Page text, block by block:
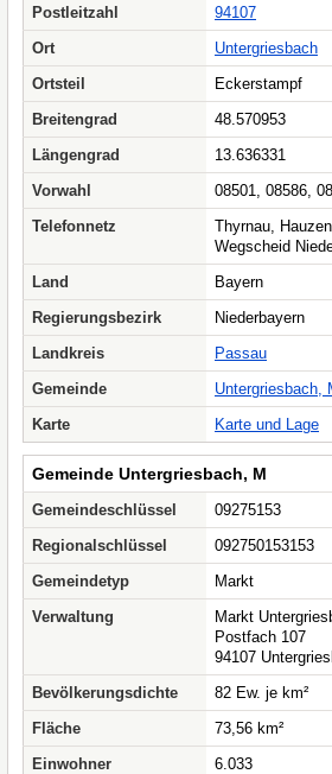
Postleitzahl
94107
Ort
Untergriesbach
Ortsteil
Eckerstampf
Breitengrad
48.570953
Längengrad
13.636331
Vorwahl
08501, 08586,
Telefonnetz
Thyrnau,
Wegscheid
Land
Bayern
Regierungsbezirk
Niederbayern
Landkreis
Passau
Gemeinde
Untergriesbach,
Karte
Karte und Lage
Gemeinde Untergriesbach, M
Gemeindeschlüssel
09275153
Regionalschlüssel
092750153153
Gemeindetyp
Markt
Verwaltung
Markt
Postfach 107
94107
Bevölkerungsdichte
82 Ew. je km²
Fläche
73,56 km²
Einwohner
6.033